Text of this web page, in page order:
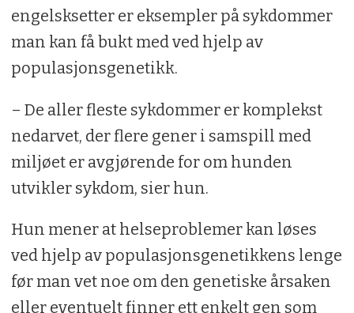
engelsksetter er eksempler på sykdommer
man kan få bukt med ved hjelp av
populasjonsgenetikk.
– De aller fleste sykdommer er komplekst
nedarvet, der flere gener i samspill med
miljøet er avgjørende for om hunden
utvikler sykdom, sier hun.
Hun mener at helseproblemer kan løses
ved hjelp av populasjonsgenetikkens lenge
før man vet noe om den genetiske årsaken
eller eventuelt finner ett enkelt gen som